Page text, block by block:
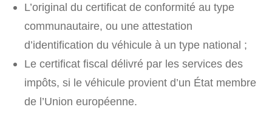
L’original du certificat de conformité au type
communautaire, ou une attestation
d’identification du véhicule à un type national ;
Le certificat fiscal délivré par les services des
impôts, si le véhicule provient d’un État membre
de l’Union européenne.